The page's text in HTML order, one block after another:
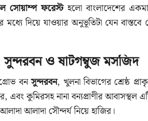
সোয়াম্প ফরেস্টহলো বাংলাদেশের
মধ্যে দিয়ে যাওয়ার অনুভূতিটা যেন
সুন্দরবন ও ষাটগম্বুজ মসজিদ
বনসুন্দরবন, খুলনা বিভাগের শ্রেষ্ঠ
এবং কুমিরসহ নানা বন্যপ্রাণীর
আলাদা সৌন্দর্য নিয়ে হাজির।